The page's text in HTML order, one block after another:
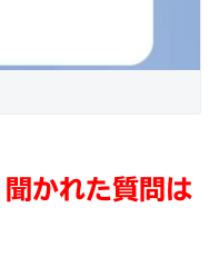
聞かれた質問は